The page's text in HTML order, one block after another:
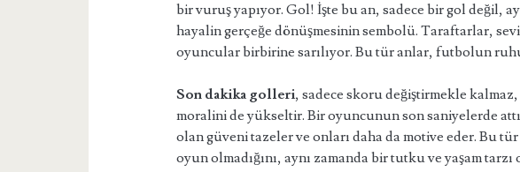
bir vuruş yapıyor. Gol! İşte bu an, sadece bir gol değil,
hayalin gerçeğe dönüşmesinin sembolü. Taraftarlar,
oyuncular birbirine sarılıyor. Bu tür anlar, futbolun
Son dakika golleri, sadece skoru değiştirmekle kalmaz,
moralini de yükseltir. Bir oyuncunun son saniyelerde
olan güveni tazeler ve onları daha da motive eder. Bu
oyun olmadığını, aynı zamanda bir tutku ve yaşam